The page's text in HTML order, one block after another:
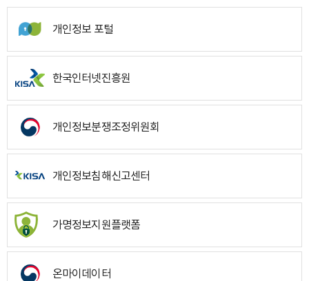
개인정보 포털
한국인터넷진흥원
개인정보분쟁조정위원회
개인정보침해신고센터
가명정보지원플랫폼
온마이데이터